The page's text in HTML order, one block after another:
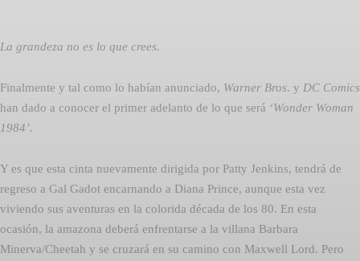
La grandeza no es lo que crees.
Finalmente y tal como lo habían anunciado, Warner Bros. y DC Comics
han dado a conocer el primer adelanto de lo que será ‘Wonder Woman
1984’.
Y es que esta cinta nuevamente dirigida por Patty Jenkins, tendrá de
regreso a Gal Gadot encarnando a Diana Prince, aunque esta vez
viviendo sus aventuras en la colorida década de los 80. En esta
ocasión, la amazona deberá enfrentarse a la villana Barbara
Minerva/Cheetah y se cruzará en su camino con Maxwell Lord. Pero